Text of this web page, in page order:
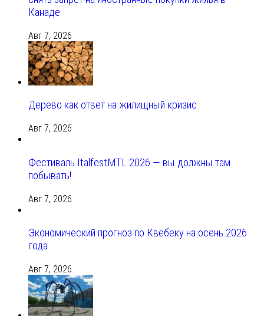
Канаде
Авг 7, 2026
Дерево как ответ на жилищный кризис
Авг 7, 2026
Фестиваль ItalfestMTL 2026 — вы должны там
побывать!
Авг 7, 2026
Экономический прогноз по Квебеку на осень 2026
года
Авг 7, 2026